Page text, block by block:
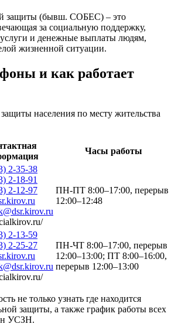
защиты (бывш. СОБЕС) – это
за социальную поддержку,
и денежные выплаты людям,
жизненной ситуации.
и как работает
населения по месту жительства
Часы работы
2-35-38
2-18-91
2-12-97
ПН-ПТ 8:00–17:00, перерыв
12:00–12:48
2-13-59
2-25-27
ПН-ЧТ 8:00–17:00, перерыв
12:00–13:00; ПТ 8:00–16:00,
перерыв 12:00–13:00
не только узнать где находится
защиты, а также график работы всех
УСЗН.